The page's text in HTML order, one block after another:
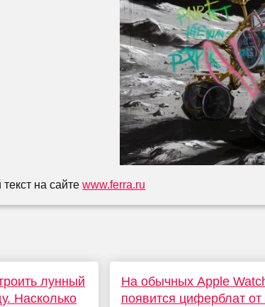
на сайтеwww.ferra.ru
лунный
Насколько
На обычных Apple
появится циферблат от